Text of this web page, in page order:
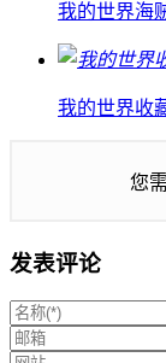
我的世界海
我的世界收
您
发表评论